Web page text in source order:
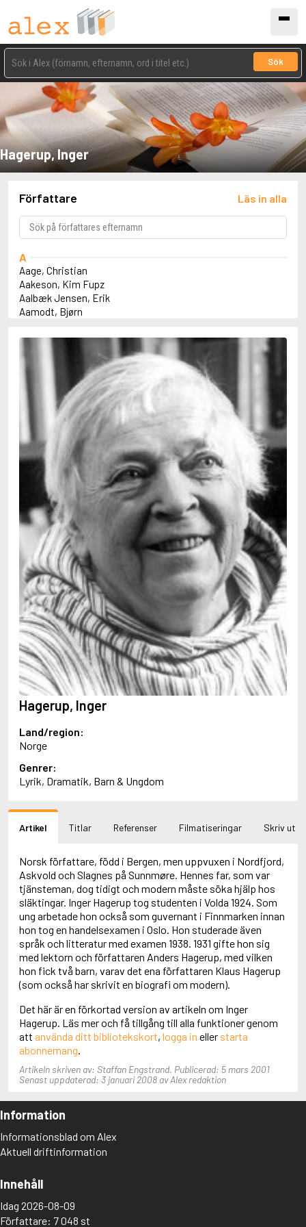
Sök
Hagerup, Inger
Författare Läs in alla
A
Aage, Christian
Aakeson, Kim Fupz
Aalbæk Jensen, Erik
Aamodt, Bjørn
Abbey, Kieran
Abbot, Anthony
Abbott, John
Abbott, Megan
Abdel-Fattah, Randa
Abdolah, Kader
Abé, Kobo
Abele, Inga
Abgarjan, Narine
Abish, Walter
Aboulela, Leila
Abrahams, Peter (f. 1919)
Abrahams, Peter (f. 1947)
Abrahamson, Emmy
Abse, Dannie
Abu-Jaber, Diana
Abulhawa, Susan
Aburas, Lone
Achebe, Chinua
Achmatova, Anna
Aciman, André
Ackebo, Lena
Acker, Kathy
Ackroyd, Peter
Adam de la Halle
Adamov, Arthur
Adams, Douglas
Adams, Jane
Adams, Richard
Adbåge, Emma
Adbåge, Lisen
Adelborg, Ottilia
Adler-Olsen, Jussi
Adnan, Etel
Adolfsson, Eva
Adolfsson, Evert
Adolfsson, Gunnar
Adolfsson, Josefine
Adolfsson, Maria
Adolphsen, Peter
Hagerup, Inger
Land/region:
Norge
Genrer:
Lyrik, Dramatik, Barn & Ungdom
Artikel Titlar Referenser Filmatiseringar Skriv ut
Norsk författare, född i Bergen, men uppvuxen i Nordfjord,
Askvold och Slagnes på Sunnmøre. Hennes far, som var
tjänsteman, dog tidigt och modern måste söka hjälp hos
släktingar. Inger Hagerup tog studenten i Volda 1924. Som
ung arbetade hon också som guvernant i Finnmarken innan
hon tog en handelsexamen i Oslo. Hon studerade även
språk och litteratur med examen 1938. 1931 gifte hon sig
med lektorn och författaren Anders Hagerup, med vilken
hon fick två barn, varav det ena författaren Klaus Hagerup
(som också har skrivit en biografi om modern).
Det här är en förkortad version av artikeln om Inger
Hagerup. Läs mer och få tillgång till alla funktioner genom
att använda ditt bibliotekskort, logga in eller starta
abonnemang
Artikeln skriven av: Staffan Engstrand. Publicerad: 5 mars 2001
Senast uppdaterad: 3 januari 2008 av Alex redaktion
Information
Informationsblad om Alex
Aktuell driftinformation
Innehåll
Idag 2026-08-09
Författare: 7 048 st